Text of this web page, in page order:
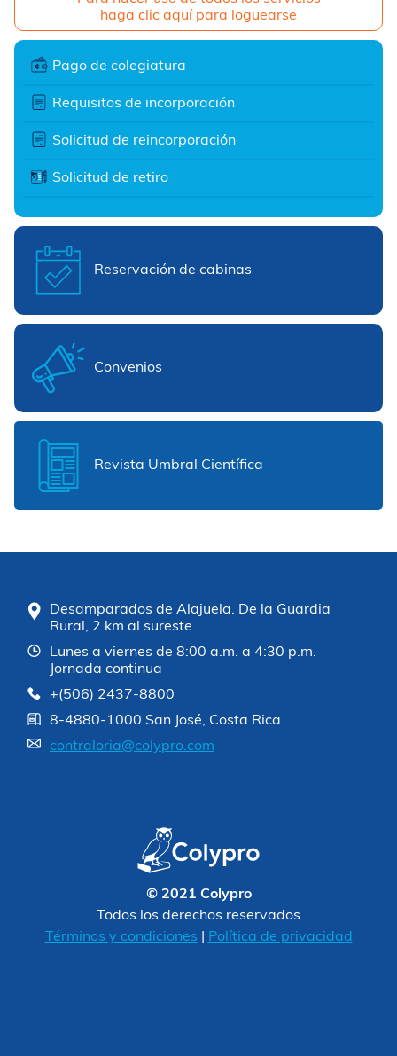
haga clic aquí para loguearse
Pago de colegiatura
Requisitos de incorporación
Solicitud de reincorporación
Solicitud de retiro
Reservación de cabinas
Convenios
Revista Umbral Científica
Desamparados de Alajuela. De la Guardia
Rural, 2 km al sureste
Lunes a viernes de 8:00 a.m. a 4:30 p.m.
Jornada continua
+(506) 2437-8800
8-4880-1000 San José, Costa Rica
contraloria@colypro.com
© 2021 Colypro
Todos los derechos reservados
Términos y condiciones
Política de privacidad